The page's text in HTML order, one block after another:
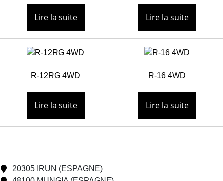
Lire la suite Lire la suite
R-12RG 4WD
Lire la suite
R-16 4WD
Lire la suite
20305 IRUN (ESPAGNE)